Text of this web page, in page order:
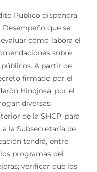
Público dispondrá
que se
cómo labora el
sobre
A partir de
firmado por el
Hinojosa, por el
diversas
de la SHCP, para
la Subsecretaría de
tendrá, entre
programas del
verificar que los